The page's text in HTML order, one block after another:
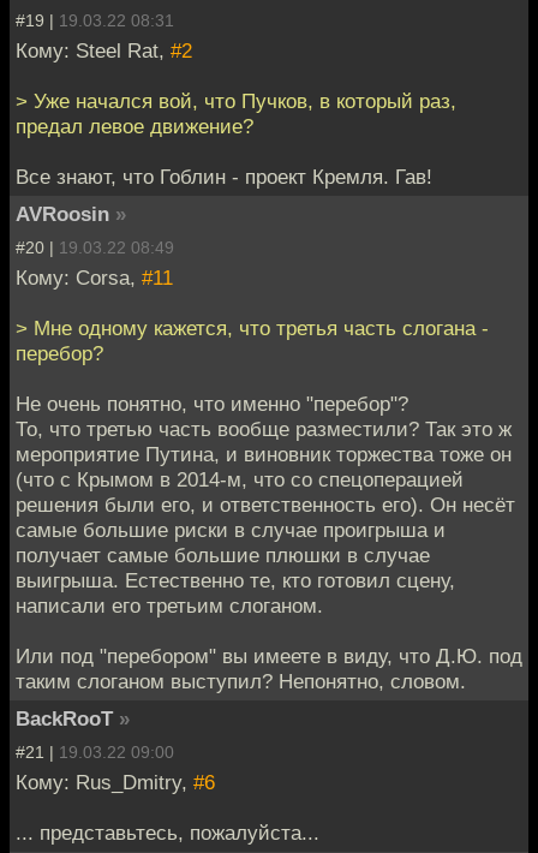
#19 | 19.03.22 08:31
Кому: Steel Rat, #2
> Уже начался вой, что Пучков, в который раз,
предал левое движение?
Все знают, что Гоблин - проект Кремля. Гав!
AVRoosin »
#20 | 19.03.22 08:49
Кому: Corsa, #11
> Мне одному кажется, что третья часть слогана -
перебор?
Не очень понятно, что именно "перебор"?
То, что третью часть вообще разместили? Так это ж
мероприятие Путина, и виновник торжества тоже он
(что с Крымом в 2014-м, что со спецоперацией
решения были его, и ответственность его). Он несёт
самые большие риски в случае проигрыша и
получает самые большие плюшки в случае
выигрыша. Естественно те, кто готовил сцену,
написали его третьим слоганом.
Или под "перебором" вы имеете в виду, что Д.Ю. под
таким слоганом выступил? Непонятно, словом.
BackRooT »
#21 | 19.03.22 09:00
Кому: Rus_Dmitry, #6
... представьтесь, пожалуйста...